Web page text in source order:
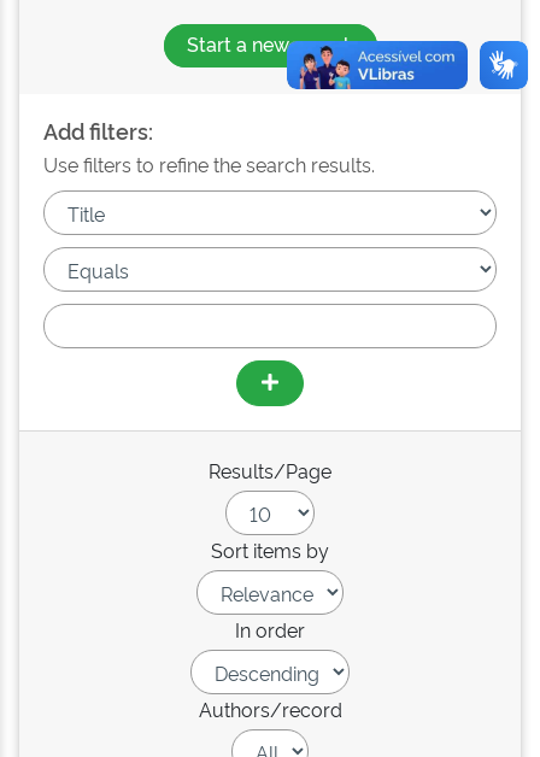
Start a new search
Add filters:
Use filters to refine the search results.
Results/Page
Sort items by
In order
Authors/record